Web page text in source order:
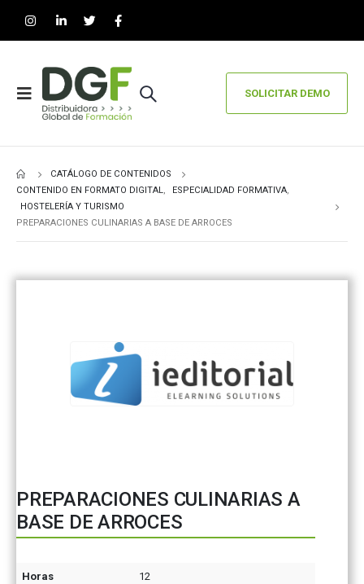
SOLICITAR DEMO
CATÁLOGO DE CONTENIDOS
CONTENIDO EN FORMATO DIGITAL, ESPECIALIDAD FORMATIVA,
HOSTELERÍA Y TURISMO
PREPARACIONES CULINARIAS A BASE DE ARROCES
PREPARACIONES CULINARIAS A
BASE DE ARROCES
Horas 12